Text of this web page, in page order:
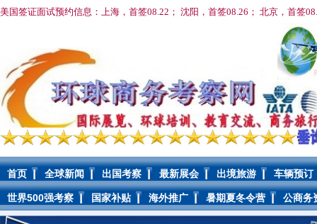
美国签证面试预约信息：上海，首签08.22； 沈阳，首签08.26； 北京，首签08
首页 全球新闻 出国考察 最新展会 出境旅游 车辆预订
世界500强考察 国家补贴 海外推广 暑期夏冬令营 公商务